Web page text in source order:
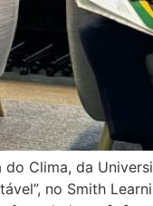
Clima, da
no Smith